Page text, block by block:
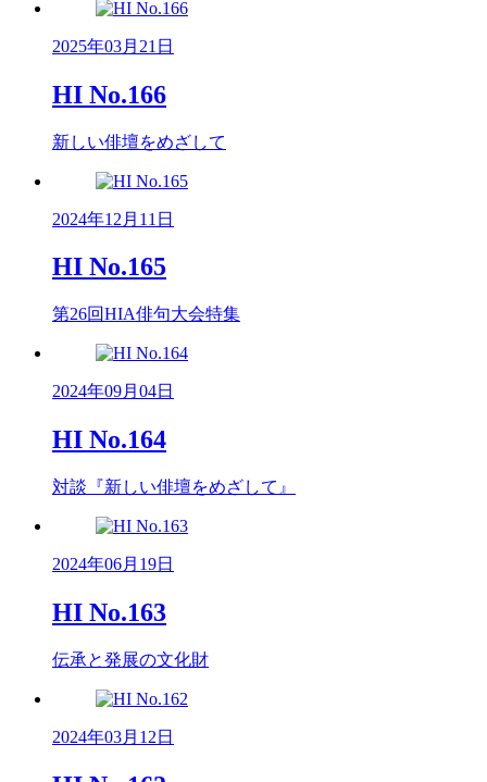
2025年03月21日
HI No.166
新しい俳壇をめざして
2024年12月11日
HI No.165
第26回HIA俳句大会特集
2024年09月04日
HI No.164
対談『新しい俳壇をめざして』
2024年06月19日
HI No.163
伝承と発展の文化財
2024年03月12日